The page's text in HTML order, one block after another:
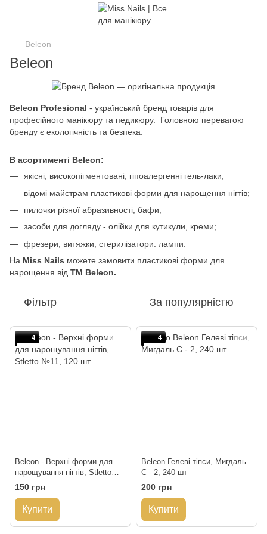
Beleon
Beleon
Beleon Profesional - український бренд товарів для
професійного манікюру та педикюру. Головною перевагою
бренду є екологічність та безпека.
В асортименті Beleon:
якісні, високопігментовані, гіпоалергенні гель-лаки;
відомі майстрам пластикові форми для нарощення нігтів;
пилочки різної абразивності, бафи;
засоби для догляду - олійки для кутикули, креми;
фрезери, витяжки, стерилізатори. лампи.
На Miss Nails можете замовити пластикові форми для
нарощення від ТМ Beleon.
Фільтр За популярністю
4
Beleon - Верхні форми для
нарощування нігтів, Stletto
№11, 120 шт
150 грн
Купити
4
Beleon Гелеві тіпси, Мигдаль
C - 2, 240 шт
200 грн
Купити